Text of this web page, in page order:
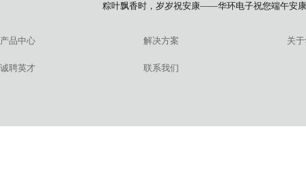
粽叶飘香时，岁岁祝安康——华环电子祝您端午安康
产品中心 解决方案 关
诚聘英才 联系我们